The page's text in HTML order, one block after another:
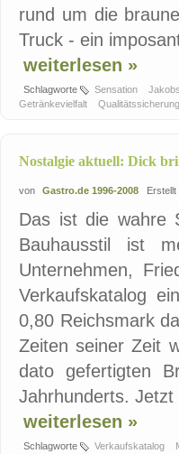
rund um die
Truck - ein
weiterlesen »
Schlagworte Sensation
Getränkevielfalt
Qualitätssicherung
Nostalgie aktuell: Dick
von Gastro.de 1996-2008 Erstellt
Das ist die wahre
Bauhausstil ist
Unternehmen,
Verkaufskatalog
0,80 Reichsmark
Zeiten seiner Zeit
dato gefertigten
Jahrhunderts. Jetzt
weiterlesen »
Schlagworte Verkaufskatalog